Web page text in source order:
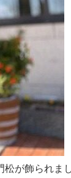
が飾られまし